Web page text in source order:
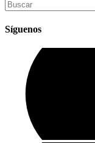
for:
Síguenos